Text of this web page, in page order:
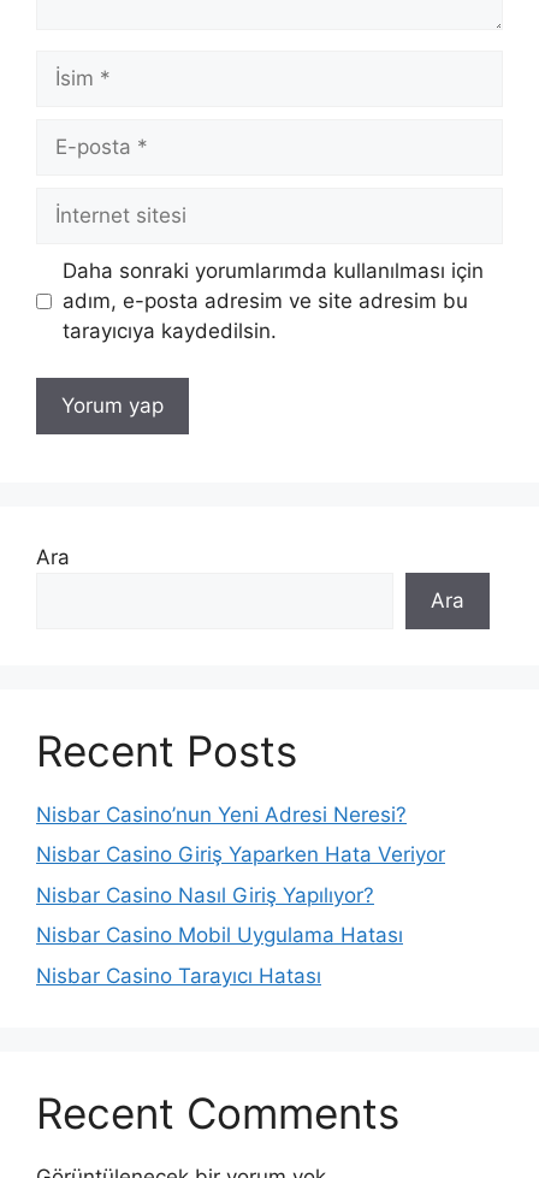
İsim
posta
İnternet
Daha sonraki yorumlarımda kullanılması için
adım, e-posta adresim ve site adresim bu
tarayıcıya kaydedilsin.
Ara
Ara
Recent Posts
Nisbar Casino’nun Yeni Adresi Neresi?
Nisbar Casino Giriş Yaparken Hata Veriyor
Nisbar Casino Nasıl Giriş Yapılıyor?
Nisbar Casino Mobil Uygulama Hatası
Nisbar Casino Tarayıcı Hatası
Recent Comments